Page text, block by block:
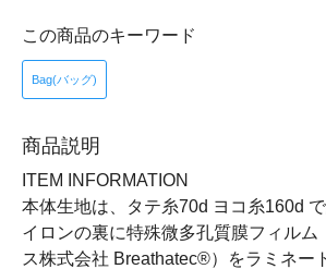
この商品のキーワード
Bag(バッグ)
商品説明
ITEM INFORMATION
本体生地は、タテ糸70d ヨコ糸160d
イロンの裏に特殊微多孔質膜フィルム
ス株式会社 Breathatec®）をラミネー